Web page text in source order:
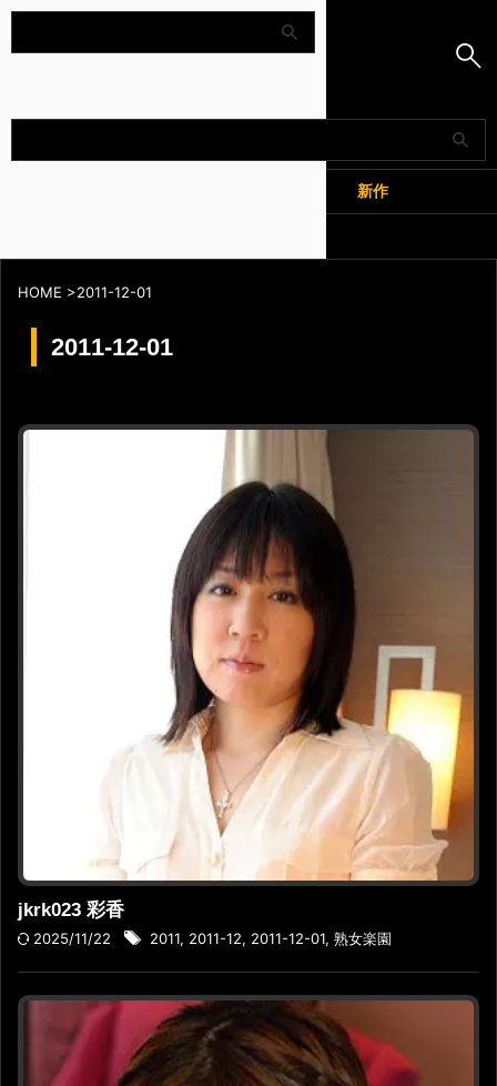
Amapedia
新作
HOME >2011-12-01
2011-12-01
jkrk023 彩香
2025/11/22 2011, 2011-12, 2011-12-01, 熟女楽園